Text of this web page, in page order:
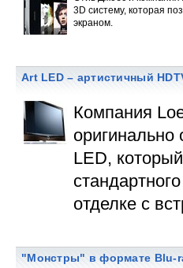
3D систему, которая
экраном.
Art LED – артистичный
Компания
LED,
отделке с
"Монстры" в формате Blu-